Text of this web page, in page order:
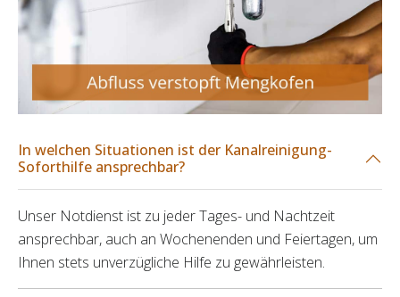
In welchen Situationen ist der Kanalreinigung-
Soforthilfe ansprechbar?
Unser Notdienst ist zu jeder Tages- und Nachtzeit
ansprechbar, auch an Wochenenden und Feiertagen, um
Ihnen stets unverzügliche Hilfe zu gewährleisten.